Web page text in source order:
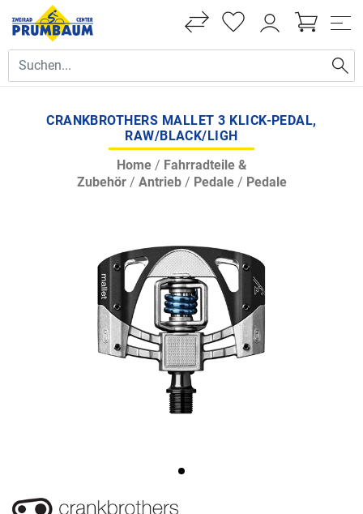
CRANKBROTHERS MALLET 3 KLICK-PEDAL,
RAW/BLACK/LIGH
Home/ Fahrradteile &
Zubehör/ Antrieb/ Pedale/ Pedale